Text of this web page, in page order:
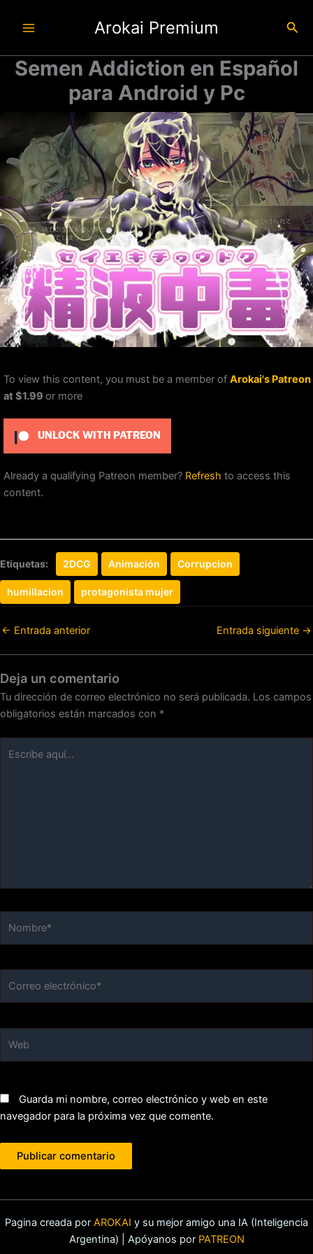
Arokai Premium
Semen Addiction en Español
para Android y Pc
To view this content, you must be a member of Arokai's Patreon
at $1.99 or more
UNLOCK WITH PATREON
Already a qualifying Patreon member? Refresh to access this
content.
Etiquetas: 2DCG Animación Corrupcion
humillacion protagonista mujer
← Entrada anterior Entrada siguiente →
Deja un comentario
Tu dirección de correo electrónico no será publicada. Los campos
obligatorios están marcados con *
aquí...
Guarda mi nombre, correo electrónico y web en este
navegador para la próxima vez que comente.
Pagina creada por AROKAI y su mejor amigo una IA (Inteligencia
Argentina) | Apóyanos por PATREON